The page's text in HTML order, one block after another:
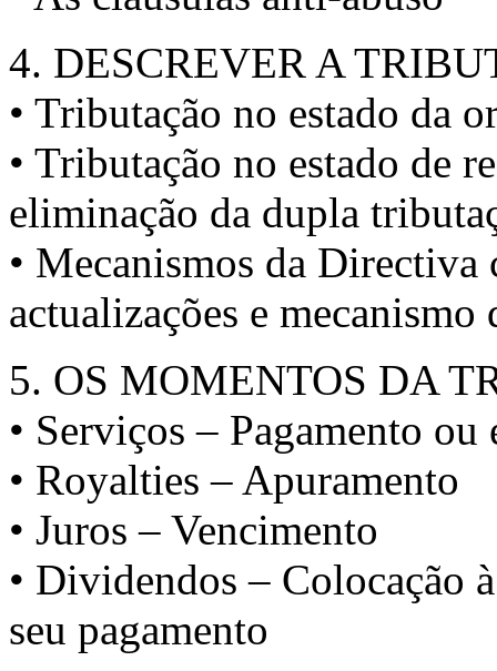
4. DESCREVER A
• Tributação no estado da
• Tributação no estado de
eliminação da dupla
• Mecanismos da
actualizações e mecanismo
5. OS MOMENTOS DA
• Serviços – Pagamento
• Royalties – Apuramento
• Juros – Vencimento
• Dividendos – Colocação
seu pagamento